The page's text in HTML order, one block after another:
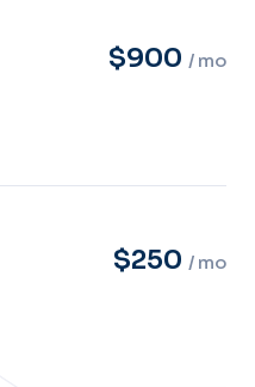
$900 / mo
$250 / mo